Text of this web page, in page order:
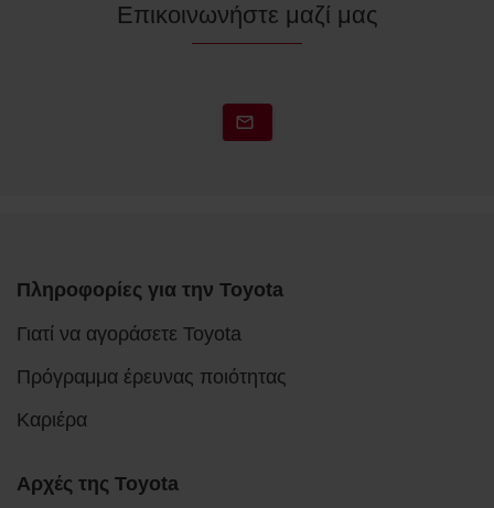
Επικοινωνήστε μαζί μας
Πληροφορίες για την Toyota
Γιατί να αγοράσετε Toyota
Πρόγραμμα έρευνας ποιότητας
Καριέρα
Αρχές της Toyota